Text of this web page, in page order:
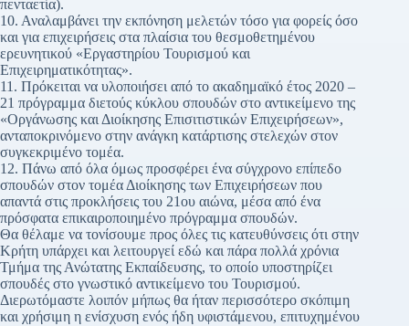
πενταετία).
10. Αναλαμβάνει την εκπόνηση μελετών τόσο για φορείς όσο
και για επιχειρήσεις στα πλαίσια του θεσμοθετημένου
ερευνητικού «Εργαστηρίου Τουρισμού και
Επιχειρηματικότητας».
11. Πρόκειται να υλοποιήσει από το ακαδημαϊκό έτος 2020 –
21 πρόγραμμα διετούς κύκλου σπουδών στο αντικείμενο της
«Οργάνωσης και Διοίκησης Επισιτιστικών Επιχειρήσεων»,
ανταποκρινόμενο στην ανάγκη κατάρτισης στελεχών στον
συγκεκριμένο τομέα.
12. Πάνω από όλα όμως προσφέρει ένα σύγχρονο επίπεδο
σπουδών στον τομέα Διοίκησης των Επιχειρήσεων που
απαντά στις προκλήσεις του 21ου αιώνα, μέσα από ένα
πρόσφατα επικαιροποιημένο πρόγραμμα σπουδών.
Θα θέλαμε να τονίσουμε προς όλες τις κατευθύνσεις ότι στην
Κρήτη υπάρχει και λειτουργεί εδώ και πάρα πολλά χρόνια
Τμήμα της Ανώτατης Εκπαίδευσης, το οποίο υποστηρίζει
σπουδές στο γνωστικό αντικείμενο του Τουρισμού.
Διερωτόμαστε λοιπόν μήπως θα ήταν περισσότερο σκόπιμη
και χρήσιμη η ενίσχυση ενός ήδη υφιστάμενου, επιτυχημένου